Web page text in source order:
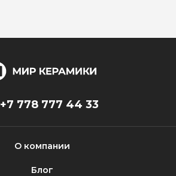
+7 778 777 44 33
О компании
Блог